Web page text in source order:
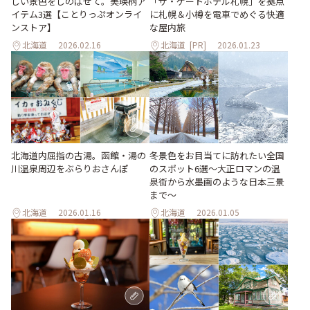
イテム3選【ことりっぷオンライ
ンストア】
北海道 2026.02.16
に札幌＆小樽を電車でめぐる快適
な屋内旅
北海道 [PR] 2026.01.23
北海道内屈指の古湯。函館・湯の
川温泉周辺をぶらりおさんぽ
北海道 2026.01.16
冬景色をお目当てに訪れたい全国
のスポット6選〜大正ロマンの温
泉街から水墨画のような日本三景
まで〜
北海道 2026.01.05